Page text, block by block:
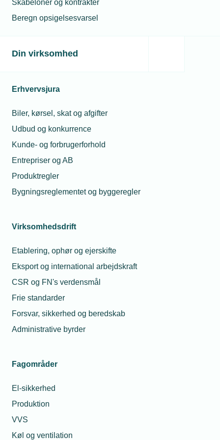
Skabeloner og kontrakter
Beregn opsigelsesvarsel
Din virksomhed
Erhvervsjura
Biler, kørsel, skat og afgifter
Udbud og konkurrence
Kunde- og forbrugerforhold
Entrepriser og AB
Produktregler
Bygningsreglementet og byggeregler
Virksomhedsdrift
Etablering, ophør og ejerskifte
Eksport og international arbejdskraft
CSR og FN's verdensmål
Frie standarder
Forsvar, sikkerhed og beredskab
Administrative byrder
Fagområder
El-sikkerhed
Produktion
VVS
Køl og ventilation
Regionalt råd - Øst